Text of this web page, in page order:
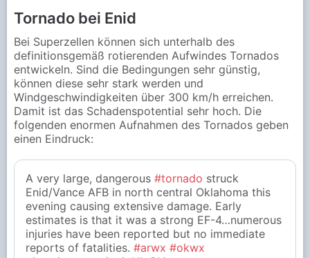
Tornado bei Enid
Bei Superzellen können sich unterhalb des
definitionsgemäß rotierenden Aufwindes Tornados
entwickeln. Sind die Bedingungen sehr günstig,
können diese sehr stark werden und
Windgeschwindigkeiten über 300 km/h erreichen.
Damit ist das Schadenspotential sehr hoch. Die
folgenden enormen Aufnahmen des Tornados geben
einen Eindruck:
A very large, dangerous #tornado struck
Enid/Vance AFB in north central Oklahoma this
evening causing extensive damage. Early
estimates is that it was a strong EF-4…numerous
injuries have been reported but no immediate
reports of fatalities. #arwx #okwx